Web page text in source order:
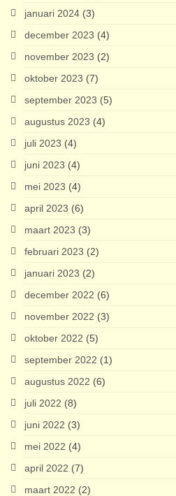
januari 2024 (3)
december 2023 (4)
november 2023 (2)
oktober 2023 (7)
september 2023 (5)
augustus 2023 (4)
juli 2023 (4)
juni 2023 (4)
mei 2023 (4)
april 2023 (6)
maart 2023 (3)
februari 2023 (2)
januari 2023 (2)
december 2022 (6)
november 2022 (3)
oktober 2022 (5)
september 2022 (1)
augustus 2022 (6)
juli 2022 (8)
juni 2022 (3)
mei 2022 (4)
april 2022 (7)
maart 2022 (2)